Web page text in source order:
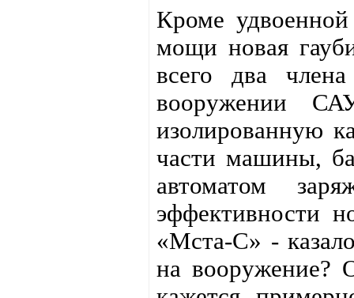
Кроме
мощи новая
всего два
вооружении
изолированную
части машины,
автоматом
эффективности
«Мста-С» -
на вооружение?